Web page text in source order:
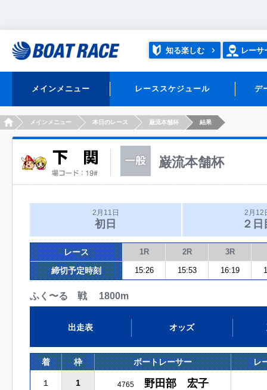
知る楽しむ レーサ
メインメニュー レーススケジュール デ
HOMEメインメニュー 本日のレース 巌流本舗杯 結果
巌流本舗杯
2月11日
初日
2月12
２日
レース 1R 2R 3R
締切予定時刻 15:26 15:53 16:19
ふく〜る 戦 1800m
出走表 オッズ
着 枠 ボートレーサー レ
１ 1 4765 野田部 宏子